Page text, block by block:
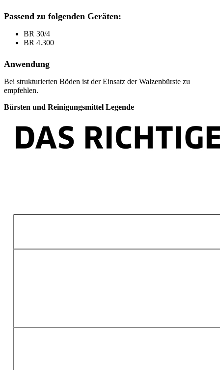
Passend zu folgenden Geräten:
BR 30/4
BR 4.300
Anwendung
Bei strukturierten Böden ist der Einsatz der Walzenbürste zu
empfehlen.
Bürsten und Reinigungsmittel Legende